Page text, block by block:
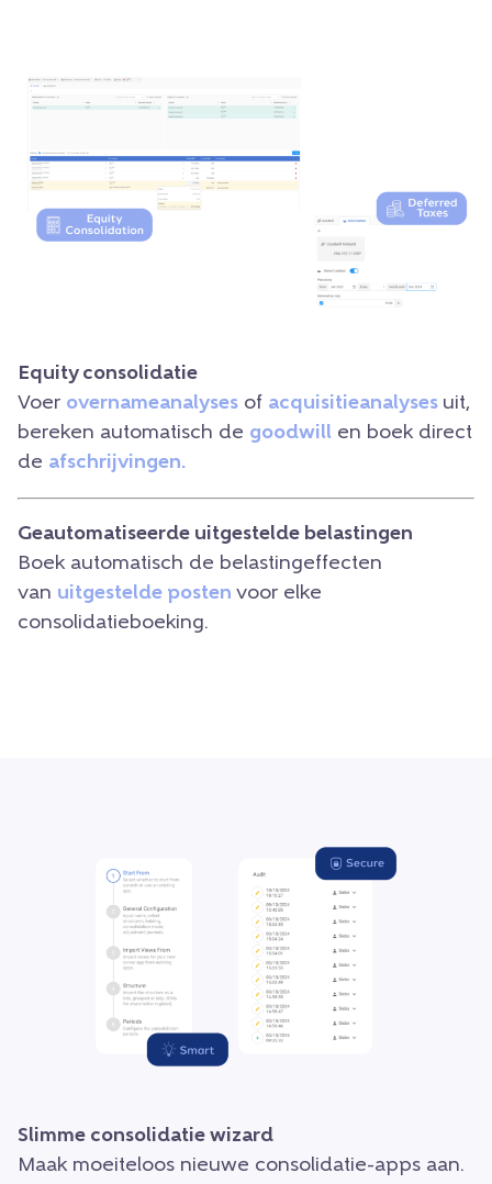
Equity consolidatie
Voer overnameanalyses of acquisitieanalyses uit,
bereken automatisch de goodwill en boek direct
de afschrijvingen.
Geautomatiseerde uitgestelde belastingen
Boek automatisch de belastingeffecten
van uitgestelde posten voor elke
consolidatieboeking.
Slimme consolidatie wizard
Maak moeiteloos nieuwe consolidatie-apps aan.